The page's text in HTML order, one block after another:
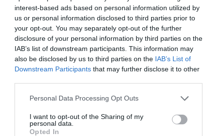
interest-based ads based on personal information utilized by
us or personal information disclosed to third parties prior to
your opt-out. You may separately opt-out of the further
disclosure of your personal information by third parties on the
IAB’s list of downstream participants. This information may
also be disclosed by us to third parties on the IAB’s List of
Downstream Participants that may further disclose it to other
Personal Data Processing Opt Outs
I want to opt-out of the Sharing of my
personal data.
Opted In
ΚΠΙΣΝ: Park your
Cinema – Αύγουστος
2026
O κύριος Βρομύλος,
του Ντέιβιντ
Ουάλιαμς σε
σκηνοθεσία
Δημήτρη Δεγαΐτη
στο 12ο Διεθνές
Φεστιβάλ Άνδρου